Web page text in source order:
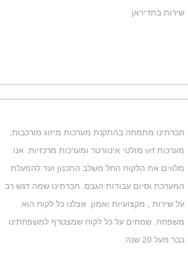
שירות בתדיראן
חברתינו מתמחה בהתקנת מערכות מיזוג מורכבות.
מערכות vrf מולטי אינוורטר ומערכות מרכזיות. אנו
מלווים את הלקוח החל משלב התכנון ועד להפעלת
המערכת וסיום עבודות הגבס. חברתינו שמה דגש רב
על שירות , מקצועיות ואמון. אצלנו כל לקוח הוא
משפחה. שמחים על כל לקוח שמצטרף למשפחתינו
כבר מעל 20 שנה.